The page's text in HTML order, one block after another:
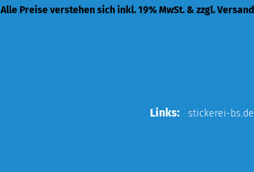
Alle Preise verstehen sich inkl. 19% MwSt. & zzgl. Versand
Links: stickerei-bs.de